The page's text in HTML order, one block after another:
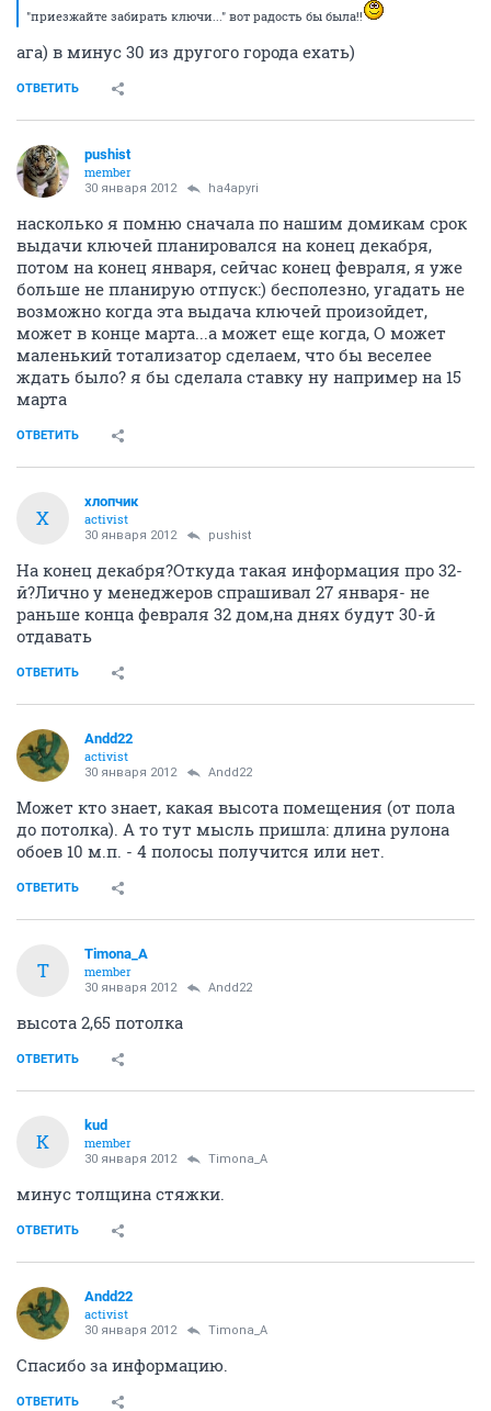
"приезжайте забирать ключи..." вот радость бы была!!
ага) в минус 30 из другого города ехать)
ОТВЕТИТЬ
pushist
member
30 января 2012 ha4apyri
насколько я помню сначала по нашим домикам срок
выдачи ключей планировался на конец декабря,
потом на конец января, сейчас конец февраля, я уже
больше не планирую отпуск:) бесполезно, угадать не
возможно когда эта выдача ключей произойдет,
может в конце марта...а может еще когда, О может
маленький тотализатор сделаем, что бы веселее
ждать было? я бы сделала ставку ну например на 15
марта
ОТВЕТИТЬ
Х
хлопчик
activist
30 января 2012 pushist
На конец декабря?Откуда такая информация про 32-
й?Лично у менеджеров спрашивал 27 января- не
раньше конца февраля 32 дом,на днях будут 30-й
отдавать
ОТВЕТИТЬ
Andd22
activist
30 января 2012 Andd22
Может кто знает, какая высота помещения (от пола
до потолка). А то тут мысль пришла: длина рулона
обоев 10 м.п. - 4 полосы получится или нет.
ОТВЕТИТЬ
T
Timona_A
member
30 января 2012 Andd22
высота 2,65 потолка
ОТВЕТИТЬ
K
kud
member
30 января 2012 Timona_A
минус толщина стяжки.
ОТВЕТИТЬ
Andd22
activist
30 января 2012 Timona_A
Спасибо за информацию.
ОТВЕТИТЬ